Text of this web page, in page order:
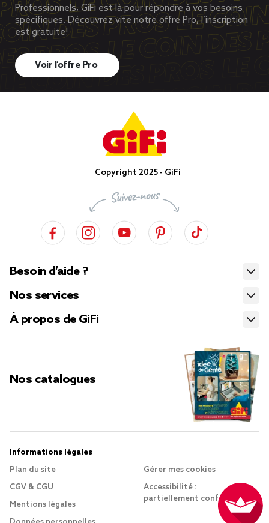
Professionnels, GiFi est là pour répondre à vos besoins
spécifiques. Découvrez vite notre offre Pro, l’inscription
est gratuite!
Voir l’offre Pro
Copyright 2025 - GiFi
Besoin d’aide ?
Nos services
À propos de GiFi
Nos catalogues
Informations légales
Plan du site
CGV & CGU
Mentions légales
Gérer mes cookies
Accessibilité :
partiellement conforme